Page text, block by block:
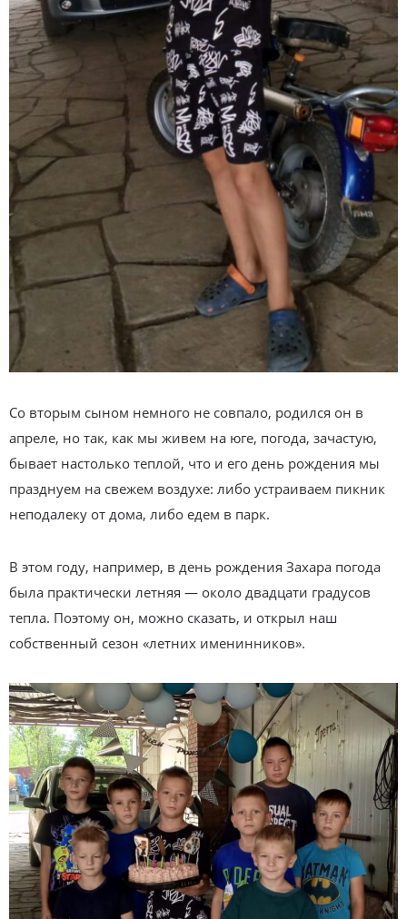
Со вторым сыном немного не совпало, родился он в
апреле, но так, как мы живем на юге, погода, зачастую,
бывает настолько теплой, что и его день рождения мы
празднуем на свежем воздухе: либо устраиваем пикник
неподалеку от дома, либо едем в парк.
В этом году, например, в день рождения Захара погода
была практически летняя — около двадцати градусов
тепла. Поэтому он, можно сказать, и открыл наш
собственный сезон «летних именинников».